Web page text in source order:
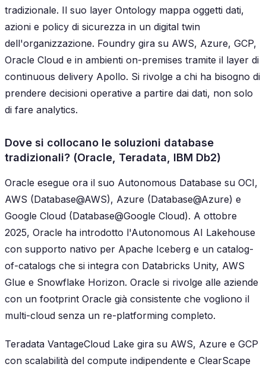
tradizionale. Il suo layer Ontology mappa oggetti dati,
azioni e policy di sicurezza in un digital twin
dell'organizzazione. Foundry gira su AWS, Azure, GCP,
Oracle Cloud e in ambienti on-premises tramite il layer di
continuous delivery Apollo. Si rivolge a chi ha bisogno di
prendere decisioni operative a partire dai dati, non solo
di fare analytics.
Dove si collocano le soluzioni database
tradizionali? (Oracle, Teradata, IBM Db2)
Oracle esegue ora il suo Autonomous Database su OCI,
AWS (Database@AWS), Azure (Database@Azure) e
Google Cloud (Database@Google Cloud). A ottobre
2025, Oracle ha introdotto l'Autonomous AI Lakehouse
con supporto nativo per Apache Iceberg e un catalog-
of-catalogs che si integra con Databricks Unity, AWS
Glue e Snowflake Horizon. Oracle si rivolge alle aziende
con un footprint Oracle già consistente che vogliono il
multi-cloud senza un re-platforming completo.
Teradata VantageCloud Lake gira su AWS, Azure e GCP
con scalabilità del compute indipendente e ClearScape